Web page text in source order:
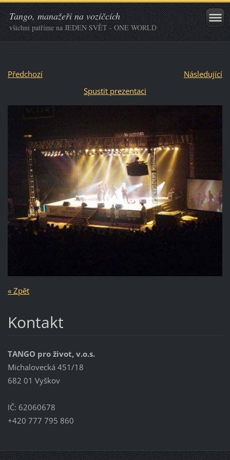
Tango, manažeři na vozíčcích
všichni patříme na JEDEN SVĚT - ONE WORLD
Předchozí
Následující
Spustit prezentaci
« Zpět
Kontakt
TANGO pro život, v.o.s.
Michalovecká 451/18
682 01 Vyškov
IČ: 62060678
+420 777 795 860